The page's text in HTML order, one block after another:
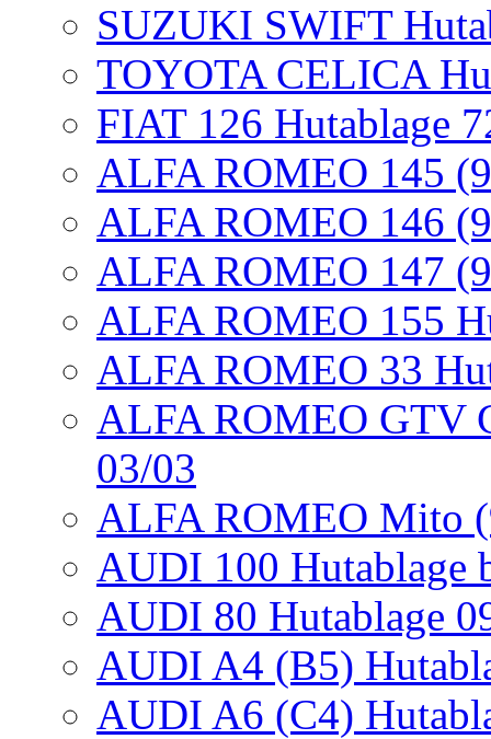
SUZUKI SWIFT
TOYOTA CELICA
FIAT 126 Hutablage
ALFA ROMEO 145
ALFA ROMEO 146
ALFA ROMEO 147
ALFA ROMEO 155
ALFA ROMEO 33
ALFA ROMEO GTV
03/03
ALFA ROMEO Mito
AUDI 100 Hutablage
AUDI 80 Hutablage
AUDI A4 (B5)
AUDI A6 (C4)